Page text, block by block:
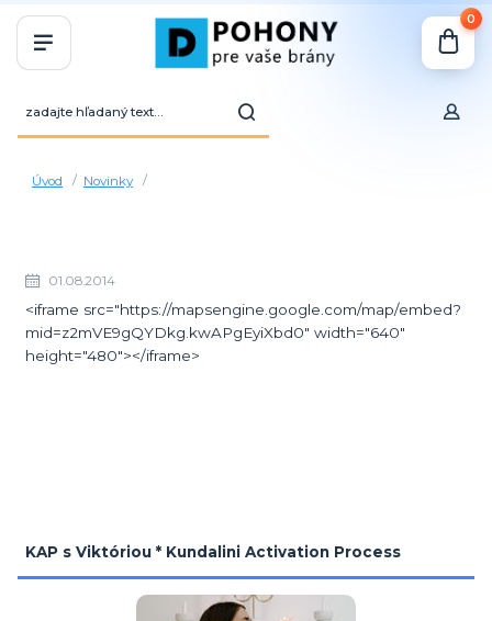
0
Úvod Novinky
KAP s Viktóriou * Kundalini Activation Process
01.08.2014
<iframe src="https://mapsengine.google.com/map/embed?
mid=z2mVE9gQYDkg.kwAPgEyiXbd0" width="640"
height="480"></iframe>